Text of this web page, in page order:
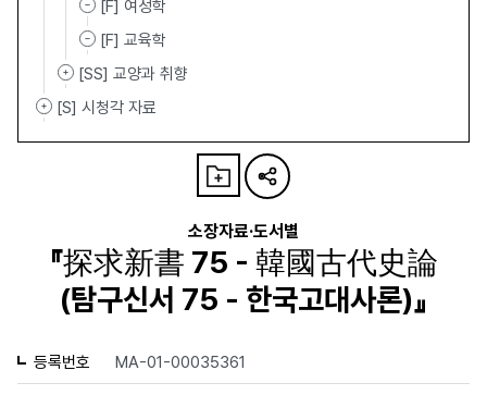
[F] 여성학
[F] 교육학
[SS] 교양과 취향
[S] 시청각 자료
소장자료·도서별
『探求新書 75 - 韓國古代史論
(탐구신서 75 - 한국고대사론)』
등록번호 MA-01-00035361